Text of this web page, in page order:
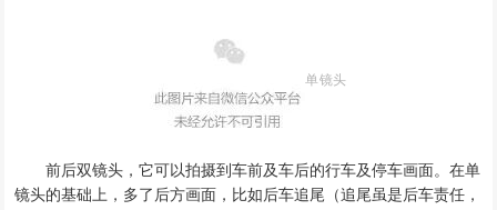
单镜头
前后双镜头 ，它可以拍摄到车前及车后的行车及停车画面。在单
镜头的基础上 ， 多了后方画面 ， 比如后车追尾 （追尾虽是后车责任 ，